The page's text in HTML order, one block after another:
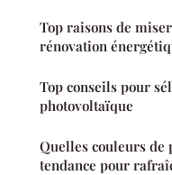
Top raisons de
rénovation
Top conseils pour
photovoltaïque
Quelles couleurs de
tendance pour